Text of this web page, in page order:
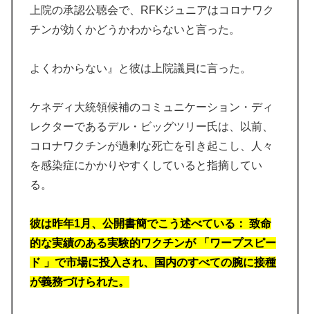
上院の承認公聴会で、RFKジュニアはコロナワク
チンが効くかどうかわからないと言った。
よくわからない』と彼は上院議員に言った。
ケネディ大統領候補のコミュニケーション・ディ
レクターであるデル・ビッグツリー氏は、以前、
コロナワクチンが過剰な死亡を引き起こし、人々
を感染症にかかりやすくしていると指摘してい
る。
彼は昨年1月、公開書簡でこう述べている： 致命
的な実績のある実験的ワクチンが 「ワープスピー
ド 」で市場に投入され、国内のすべての腕に接種
が義務づけられた。